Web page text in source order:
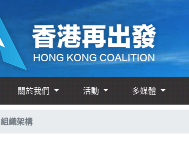
關於我們 活動 多媒體
組織架構